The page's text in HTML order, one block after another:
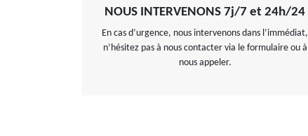
NOUS INTERVENONS 7j/7 et 24h/24
En cas d’urgence, nous intervenons dans l’immédiat,
n’hésitez pas à nous contacter via le formulaire ou à
nous appeler.